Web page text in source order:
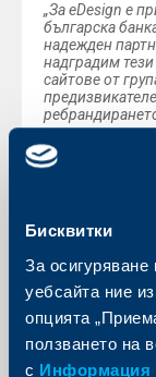
Бисквитки
За
уебсайта ние
опцията
ползването на
с Информация
„За eDesign е
българска
надежден
надградим
сайтове от
променящите
мащабното
финансовия
дигиталната
Новият сайт
постоянно
от услуги на
представи
платформа